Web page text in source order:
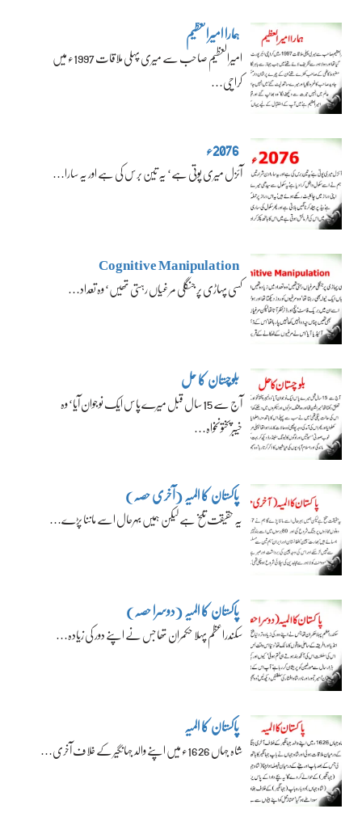
ہمارا امیرالعظیم
امیرالعظیم صاحب سے میری پہلی ملاقات 1997ء میں
کراچی…
2076ء
آئزل میری پوتی ہے‘ یہ تین برس کی ہے اور یہ سارا…
Cognitive Manipulation
کسی پہاڑی پر جنگلی مرغیاں رہتی تھیں‘ وہ تعداد…
بلوچستان کا حل
آج سے 15 سال قبل میرے پاس ایک نوجوان آیا‘ وہ
خیبرپختونخواہ…
پاکستان کا المیہ (آخری حصہ)
یہ حقیقت تلخ ہے لیکن ہمیں بہرحال اسے ماننا پڑے…
پاکستان کا المیہ (دوسرا حصہ)
سکندراعظم پہلا حکمران تھا جس نے اپنے دور کی زیادہ…
پاکستان کا المیہ
شاہ جہاں 1626ء میں اپنے والد جہانگیر کے خلاف آخری…